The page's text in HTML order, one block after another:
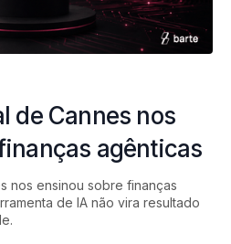
de Cannes nos
agênticas
nos ensinou sobre finanças
de IA não vira resultado